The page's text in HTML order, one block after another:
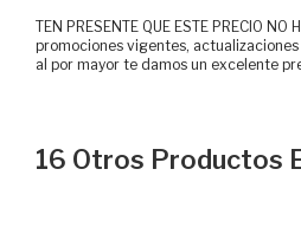
TEN PRESENTE QUE ESTE PRECIO
promociones vigentes,
al por mayor te damos un excelente
16 Otros Productos